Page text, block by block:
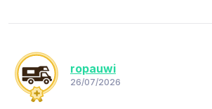
ropauwi
26/07/2026